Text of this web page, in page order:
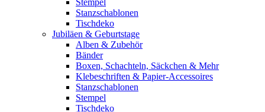
Stempel
Stanzschablonen
Tischdeko
Jubiläen & Geburtstage
Alben & Zubehör
Bänder
Boxen, Schachteln, Säckchen & Mehr
Klebeschriften & Papier-Accessoires
Stanzschablonen
Stempel
Tischdeko